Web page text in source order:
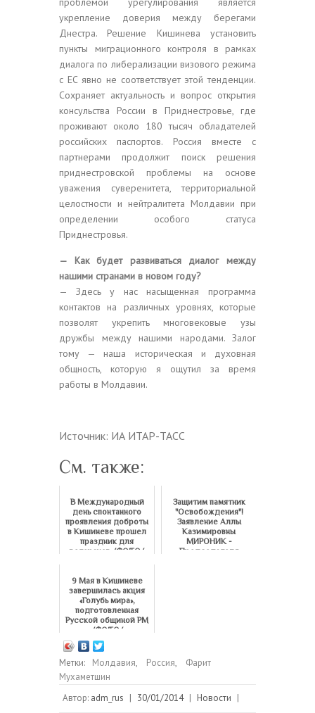
укрепление доверия между берегами
Днестра. Решение Кишинева установить
пункты миграционного контроля в рамках
диалога по либерализации визового режима
с ЕС явно не соответствует этой тенденции.
Сохраняет актуальность и вопрос открытия
консульства России в Приднестровье, где
проживают около 180 тысяч обладателей
российских паспортов. Россия вместе с
партнерами продолжит поиск решения
приднестровской проблемы на основе
уважения суверенитета, территориальной
целостности и нейтралитета Молдавии при
определении особого статуса
Приднестровья.
— Как будет развиваться диалог между
нашими странами в новом году?
— Здесь у нас насыщенная программа
контактов на различных уровнях, которые
позволят укрепить многовековые узы
дружбы между нашими народами. Залог
тому — наша историческая и духовная
общность, которую я ощутил за время
работы в Молдавии.
Источник: ИА ИТАР-ТАСС
См. также:
В Международный
день спонтанного
проявления доброты
в Кишиневе прошел
праздник для
ветеранов /ФОТО/
Защитим памятник
"Освобождения"!
Заявление Аллы
Казимировны
МИРОНИК -
Председателя
9 Мая в Кишиневе
завершилась акция
«Голубь мира»,
подготовленная
Русской общиной РМ
/ФОТО/
Метки: Молдавия, Россия,
Фарит
Мухаметшин
Автор: adm_rus | 30/01/2014 | Новости |